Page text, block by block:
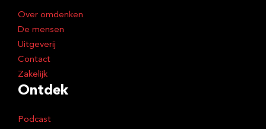
Over omdenken
De mensen
Uitgeverij
Contact
Zakelijk
Ontdek
Podcast